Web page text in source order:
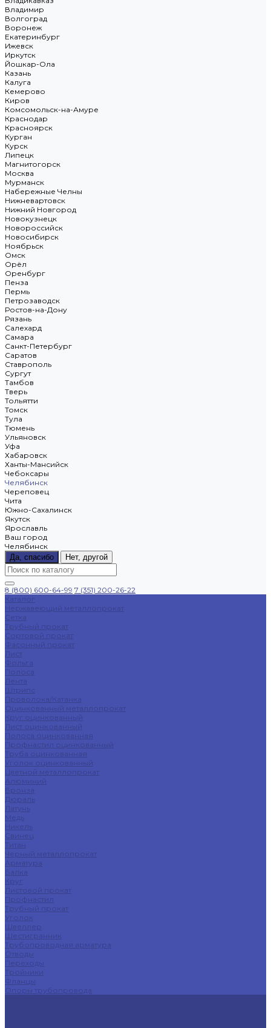
Владимир
Волгоград
Воронеж
Екатеринбург
Ижевск
Иркутск
Йошкар-Ола
Казань
Калуга
Кемерово
Киров
Комсомольск-на-Амуре
Краснодар
Красноярск
Курган
Курск
Липецк
Магнитогорск
Москва
Мурманск
Набережные Челны
Нижневартовск
Нижний Новгород
Новокузнецк
Новороссийск
Новосибирск
Ноябрьск
Омск
Орёл
Оренбург
Пенза
Пермь
Петрозаводск
Ростов-на-Дону
Рязань
Салехард
Самара
Санкт-Петербург
Саратов
Ставрополь
Сургут
Тамбов
Тверь
Тольятти
Томск
Тула
Тюмень
Ульяновск
Уфа
Хабаровск
Ханты-Мансийск
Чебоксары
Челябинск
Череповец
Чита
Южно-Сахалинск
Якутск
Ярославль
Ваш город
Челябинск
Да, спасибо
Нет, другой
8 (800) 600-64-99 7 (351) 200-26-22
Каталог
Нержавеющий металлопрокат
Сетка
Трубный прокат
Сортовой прокат
Фасонный прокат
Лист
Фольга
Полоса
Лента
Штрипс
Проволока/Катанка
Оцинкованный металлопрокат
Круг оцинкованный
Лист оцинкованный
Полоса оцинкованная
Профнастил оцинкованный
Труба оцинкованная
Уголок оцинкованный
Цветной металлопрокат
Алюминий
Бронза
Дюраль
Латунь
Медь
Никель
Свинец
Титан
Черный металлопрокат
Арматура
Балка
Круг
Листовой прокат
Профнастил
Трубный прокат
Уголок
Швеллер
Шестигранник
Трубопроводная арматура
Отводы
Переходы
Тройники
Фланцы
Опоры трубопровода